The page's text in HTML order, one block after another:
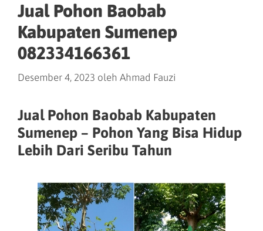
Jual Pohon Baobab
Kabupaten Sumenep
082334166361
Desember 4, 2023 oleh Ahmad Fauzi
Jual Pohon Baobab Kabupaten
Sumenep – Pohon Yang Bisa Hidup
Lebih Dari Seribu Tahun